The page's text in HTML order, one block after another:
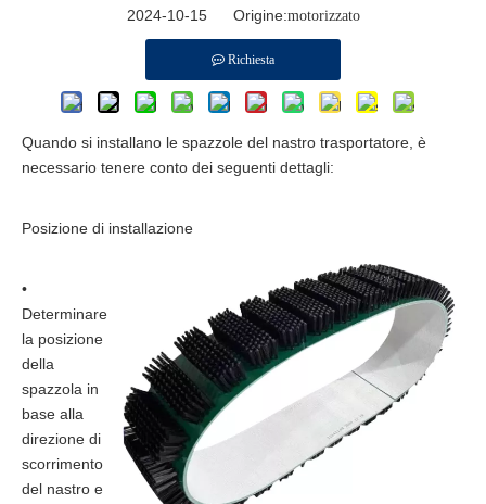
2024-10-15 Origine:motorizzato
Richiesta
Quando si installano le spazzole del nastro trasportatore, è
necessario tenere conto dei seguenti dettagli:
Posizione di installazione
•
Determinare
la posizione
della
spazzola in
base alla
direzione di
scorrimento
del nastro e